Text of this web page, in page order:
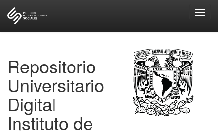
Repositorio
Universitario
Digital
Instituto de